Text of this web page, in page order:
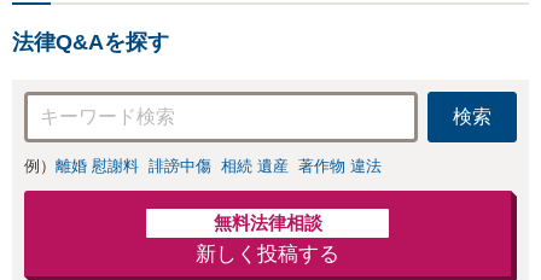
法律Q&Aを探す
検索
例） 離婚 慰謝料 誹謗中傷 相続 遺産 著作物 違法
無料法律相談
新しく投稿する